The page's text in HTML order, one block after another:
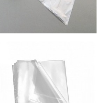
ainda mais
Para
solicitar um